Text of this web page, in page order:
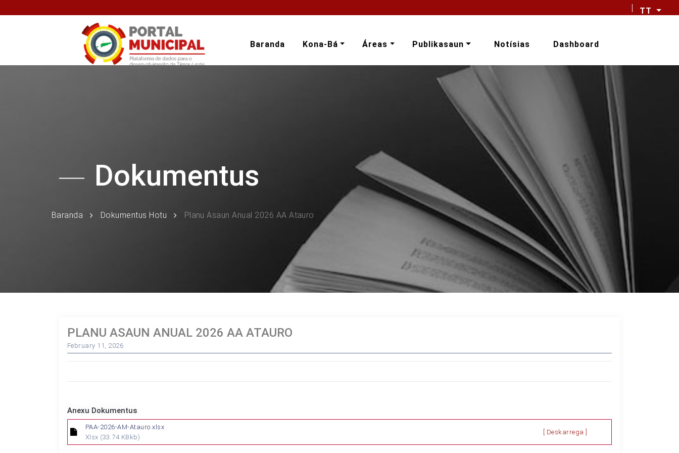
TT
Baranda Kona-Bá Áreas Publikasaun Notísias Dashboard
Dokumentus
Baranda Dokumentus Hotu Planu Asaun Anual 2026 AA Atauro
PLANU ASAUN ANUAL 2026 AA ATAURO
February 11, 2026
Anexu Dokumentus
PAA-2026-AM-Atauro.xlsx
Xlsx (33.74 KBkb)
[ Deskarrega ]